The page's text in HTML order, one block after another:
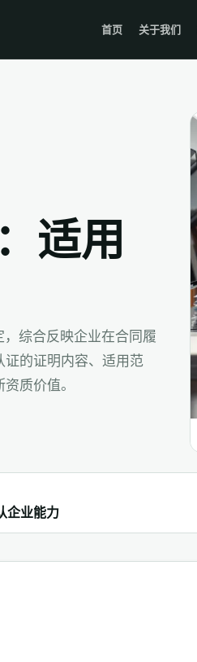
首页 关于我们
适用
综合反映企业在合同履
的证明内容、适用范
质价值。
企业能力